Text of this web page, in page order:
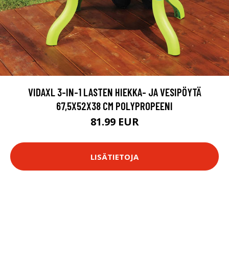
VIDAXL 3-IN-1 LASTEN HIEKKA- JA VESIPÖYTÄ
67,5X52X38 CM POLYPROPEENI
81.99 EUR
LISÄTIETOJA